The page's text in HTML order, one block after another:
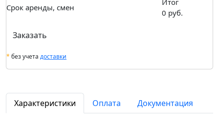
Срок аренды, смен
Итог
0 руб.
Заказать
* без учета доставки
Характеристики Оплата Документация